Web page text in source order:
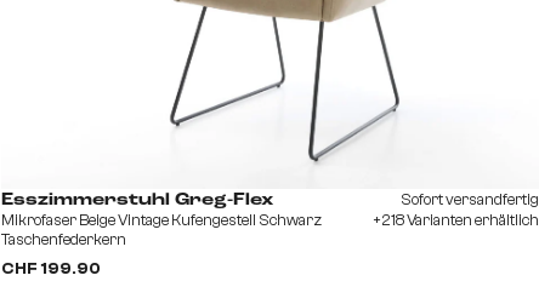
Esszimmerstuhl Greg-Flex
Mikrofaser Beige Vintage Kufengestell Schwarz
Taschenfederkern
CHF 199.90
Sofort versandfertig
+218 Varianten erhältlich